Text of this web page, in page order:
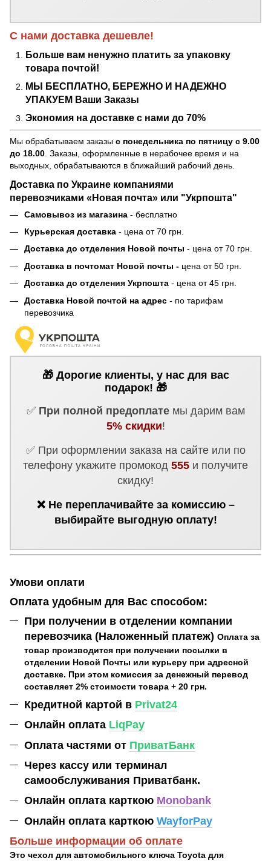
С нами доставка дешевле!
Больше вам ненужно платить за упаковку
товара почтой!
МЫ БЕСПЛАТНО, БЕРЕЖНО И НАДЕЖНО
УПАКУЕМ Ваши Заказы
Экономия на доставке с нами до 70%
Мы обрабатываем заказы с понедельника по пятницу с 9.00
до 18.00 . Заказы, оформленные в нерабочее время и на
выходных, обрабатываются в ближайший рабочий день.
Доставка по Украине компаниями
перевозчиками «Новая почта» или "Укрпошта"
Самовывоз из магазина - бесплатно
Курьерская доставка - цена от 70 грн.
Доставка до отделения Новой почты - цена от 70 грн.
Доставка в почтомат Новой почты - цена от 50 грн.
Доставка до отделения Укрпошта - цена от 45 грн.
Доставка Новой почтой на адрес - по тарифам
перевозчика
🎁 Дорогие клиенты, у нас для вас
подарок! 🎁
✅ При полной предоплатемы дарим вам
5% скидки!
✅ При оформлении заказа на сайте или по
телефону укажите промокод 555 и получите
скидку!
❌ Не переплачивайте за комиссию –
выбирайте выгодную оплату!
Умови оплати
Оплата удобным для Вас способом:
При получении в отделении компании
перевозчика (Наложенный платеж) Оплата за
товар производится при получении посылки в
отделении Новой Почты или курьеру при адресной
доставке. При этом комиссия за денежный перевод
составляет 2% стоимости товара + 20 грн.
Кредитной картой в Privat24
Онлайн оплата LiqPay
Оплата частями от ПриватБанк
Через кассу или терминал
самообслуживания Приватбанк.
Онлайн оплата карткою Monobank
Онлайн оплата карткою WayforPay
Больше информации об оплате
Это чехол для автомобильного ключа Toyota для